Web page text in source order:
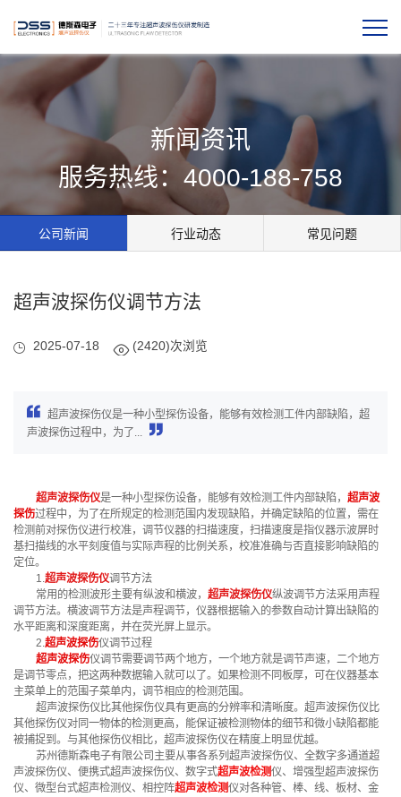
新闻资讯
服务热线：4000-188-758
公司新闻 行业动态 常见问题
超声波探伤仪调节方法
2025-07-18 (2420)次浏览
超声波探伤仪是一种小型探伤设备，能够有效检测工件内部缺陷，超
声波探伤过程中，为了...
超声波探伤仪是一种小型探伤设备，能够有效检测工件内部缺陷， 超声波
探伤过程中，为了在所规定的检测范围内发现缺陷，并确定缺陷的位置，需在
检测前对探伤仪进行校准，调节仪器的扫描速度，扫描速度是指仪器示波屏时
基扫描线的水平刻度值与实际声程的比例关系，校准准确与否直接影响缺陷的
定位。
1.超声波探伤仪调节方法
常用的检测波形主要有纵波和横波， 超声波探伤仪纵波调节方法采用声程
调节方法。横波调节方法是声程调节，仪器根据输入的参数自动计算出缺陷的
水平距离和深度距离，并在荧光屏上显示。
2.超声波探伤仪调节过程
超声波探伤仪调节需要调节两个地方，一个地方就是调节声速，二个地方
是调节零点，把这两种数据输入就可以了。如果检测不同板厚，可在仪器基本
主菜单上的范围子菜单内，调节相应的检测范围。
超声波探伤仪比其他探伤仪具有更高的分辨率和清晰度。超声波探伤仪比
其他探伤仪对同一物体的检测更高，能保证被检测物体的细节和微小缺陷都能
被捕捉到。与其他探伤仪相比，超声波探伤仪在精度上明显优越。
苏州德斯森电子有限公司主要从事各系列超声波探伤仪、全数字多通道超
声波探伤仪、便携式超声波探伤仪、数字式超声波检测仪、增强型超声波探伤
仪、微型台式超声检测仪、相控阵超声波检测仪对各种管、棒、线、板材、金